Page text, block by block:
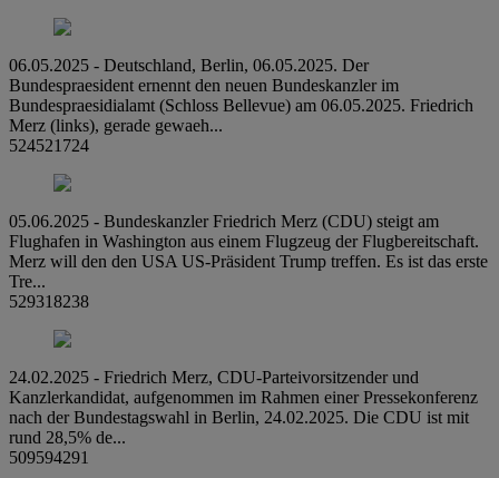
06.05.2025 - Deutschland, Berlin, 06.05.2025. Der
Bundespraesident ernennt den neuen Bundeskanzler im
Bundespraesidialamt (Schloss Bellevue) am 06.05.2025. Friedrich
Merz (links), gerade gewaeh...
524521724
05.06.2025 - Bundeskanzler Friedrich Merz (CDU) steigt am
Flughafen in Washington aus einem Flugzeug der Flugbereitschaft.
Merz will den den USA US-Präsident Trump treffen. Es ist das erste
Tre...
529318238
24.02.2025 - Friedrich Merz, CDU-Parteivorsitzender und
Kanzlerkandidat, aufgenommen im Rahmen einer Pressekonferenz
nach der Bundestagswahl in Berlin, 24.02.2025. Die CDU ist mit
rund 28,5% de...
509594291